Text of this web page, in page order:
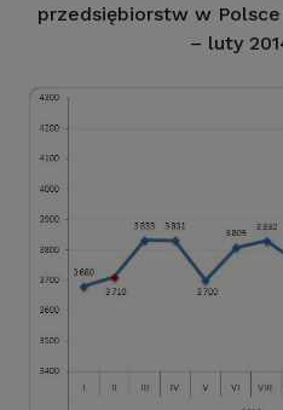
przedsiębiorstw w
– luty